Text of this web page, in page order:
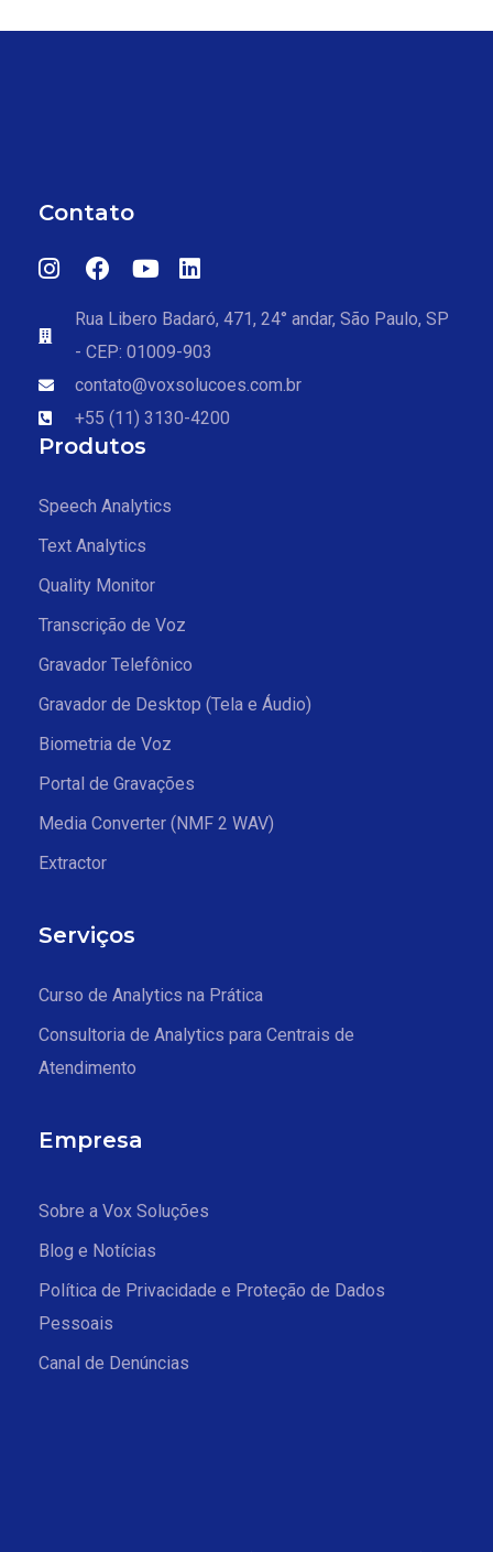
Contato
Rua Libero Badaró, 471, 24° andar, São Paulo, SP
- CEP: 01009-903
contato@voxsolucoes.com.br
+55 (11) 3130-4200
Produtos
Speech Analytics
Text Analytics
Quality Monitor
Transcrição de Voz
Gravador Telefônico
Gravador de Desktop (Tela e Áudio)
Biometria de Voz
Portal de Gravações
Media Converter (NMF 2 WAV)
Extractor
Serviços
Curso de Analytics na Prática
Consultoria de Analytics para Centrais de
Atendimento
Empresa
Sobre a Vox Soluções
Blog e Notícias
Política de Privacidade e Proteção de Dados
Pessoais
Canal de Denúncias